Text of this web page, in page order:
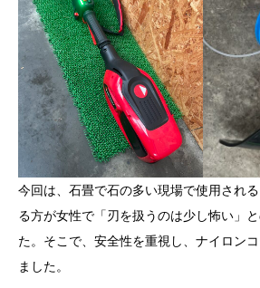
今回は、石畳で石の多い現場で使用され
る方が女性で「刃を扱うのは少し怖い」
た。そこで、安全性を重視し、ナイロン
ました。